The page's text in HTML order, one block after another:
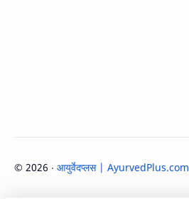
© 2026 ‧ आयुर्वेदप्लस | AyurvedPlus.com